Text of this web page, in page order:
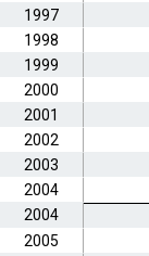
1997
1998
1999
2000
2001
2002
2003
2004
2004
2005